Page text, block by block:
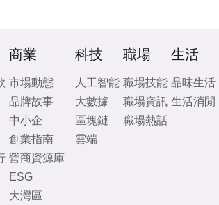
商業
市場動態
品牌故事
中小企
創業指南
營商資源庫
ESG
大灣區
科技
人工智能
大數據
區塊鏈
雲端
職場
職場技能
職場資訊
職場熱話
生活
品味生活
生活消閒